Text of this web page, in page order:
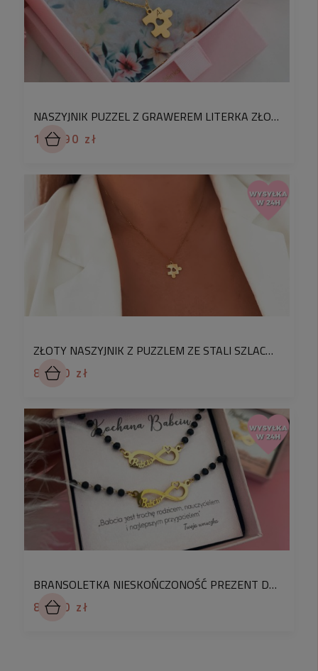
stworzona specjalnie dla Ciebie. Biżuteria z
podanymi przez klienta literkami, tekstem lub
grafiką do wygrawerowania
nie podlega
personalizacji, biżuteria nie tylko pełni rolę ozdoby,
lecz takżestaje się wyrazem emocji, wspomnień
sposób na wyrażenie indywidualności, uczuć i
oddania dla naszych bliskich.
Personalizowana biżuteria to także niezwykły
prezent, ponieważ pokazuje, że poświęciliśmy czas
na wybór szczególnego detalu, co sprawia,
że upominek staje się bardziej wartościowy i
wyjątkowy. Chcesz zobaczyć jak wygląda cały
proces powstawania produktów - zapraszamy na
nasz instagram.
Chcesz żeby Twój prezent był wyjątkowy?
Skorzystaj z naszej usługi
prezent!Wybierz jedno z pudełek jubilerskich.
swoje zamówienie o ozdobny kartonik z dedykacją.
W komentarzu do zamówienia podaj numer kartki
prezentowej z galerii, a my zapakujemy na nią
zakupiony produkt. Pakowanie prezentów dla
Waszych bliskich to dla nas przyjemność.
NASZYJNIK PUZZEL Z GRAWEREM LITERKA ZŁOTY WISIOREK ZE STALI CHIRURGICZNEJ
104,90 zł
ZŁOTY NASZYJNIK Z PUZZLEM ZE STALI SZLACHETNEJ
87,90 zł
BRANSOLETKA NIESKOŃCZONOŚĆ PREZENT DLA BABCI ZE STALI CHIRURGICZNEJ CZARNE KORALIKI
84,90 zł